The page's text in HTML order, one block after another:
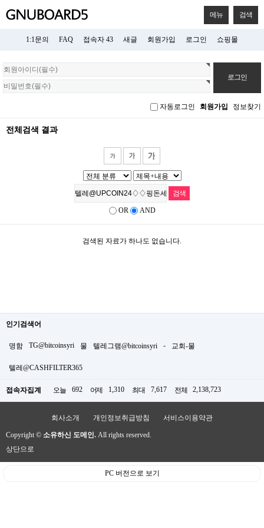
메뉴 검색
1:1문의 FAQ 접속자 43 새글 회원가입 로그인 쇼핑몰
회
원
로
자동로그인 회원가입 정보찾기
전체검색 결과
OR AND
검색된 자료가 하나도 없습니다.
인기검색어
명함 TG@bitcoinsyri 물 텔레그램@bitcoinsyri - 교회-물
텔레@CASHFILTER365
접속자집계 오늘 692 어제 1,310 최대 7,617 전체 2,138,723
회사소개 개인정보취급방침 서비스이용약관
Copyright © 소유하신 도메인. All rights reserved.
상단으로
PC 버전으로 보기